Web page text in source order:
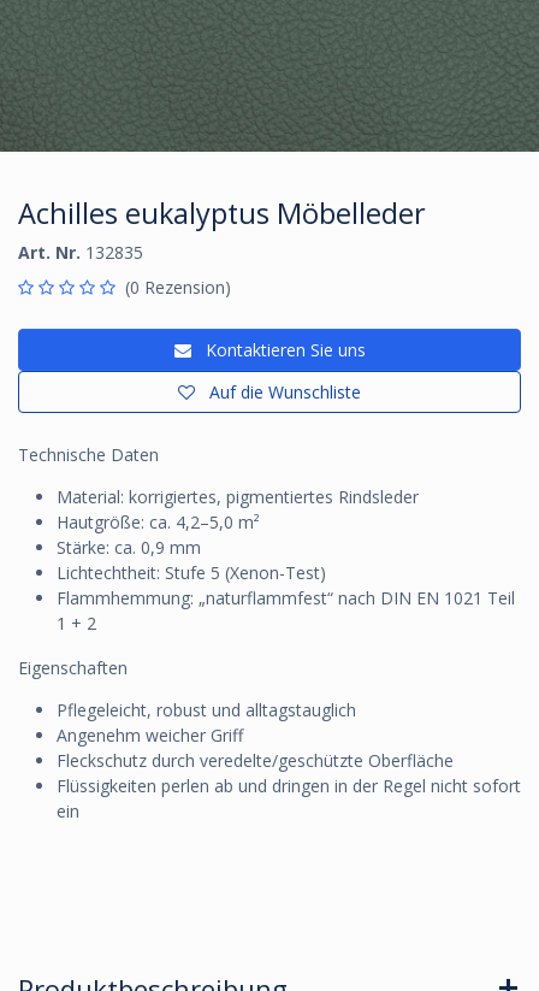
Achilles eukalyptus Möbelleder
Art. Nr. 132835
(0 Rezension)
Kontaktieren Sie uns
Auf die Wunschliste
Technische Daten
Material: korrigiertes, pigmentiertes Rindsleder
Hautgröße: ca. 4,2–5,0 m²
Stärke: ca. 0,9 mm
Lichtechtheit: Stufe 5 (Xenon-Test)
Flammhemmung: „naturflammfest“ nach DIN EN 1021 Teil
1 + 2
Eigenschaften
Pflegeleicht, robust und alltagstauglich
Angenehm weicher Griff
Fleckschutz durch veredelte/geschützte Oberfläche
Flüssigkeiten perlen ab und dringen in der Regel nicht sofort
ein